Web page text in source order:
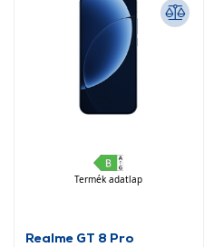
Termék adatlap
Realme GT 8 Pro